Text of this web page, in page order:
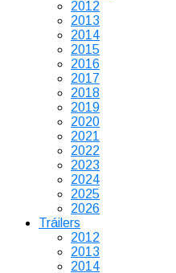
2012
2013
2014
2015
2016
2017
2018
2019
2020
2021
2022
2023
2024
2025
2026
Tráilers
2012
2013
2014